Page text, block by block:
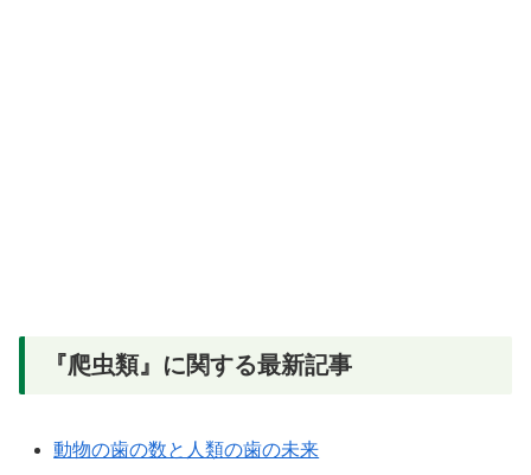
『爬虫類』に関する最新記事
動物の歯の数と人類の歯の未来